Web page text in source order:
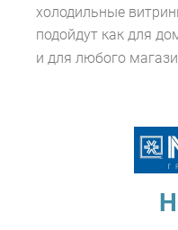
холодильные
подойдут как для
и для любого